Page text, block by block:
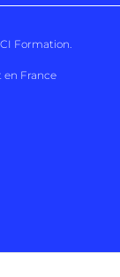
Formation.
en France